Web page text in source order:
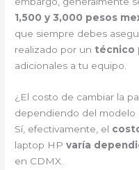
1,500 y 3,000 pesos
que siempre debes
realizado por un técnico
adicionales a tu equipo.
¿El costo de cambiar la
dependiendo del modelo
Sí, efectivamente, el
laptop HPvaría
en CDMX.